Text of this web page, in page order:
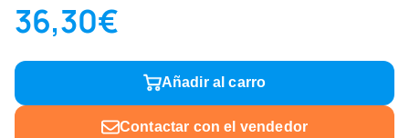
36,30€
Añadir al carro
Contactar con el vendedor